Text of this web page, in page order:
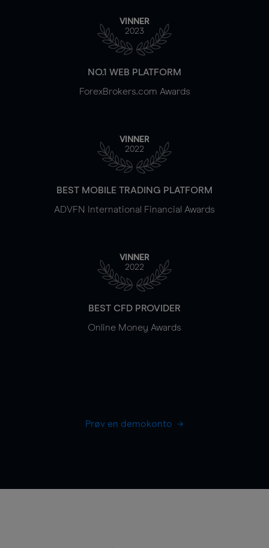
VINNER
2023
NO.1 WEB PLATFORM
ForexBrokers.com Awards
VINNER
2022
BEST MOBILE TRADING PLATFORM
ADVFN International Financial Awards
VINNER
2022
BEST CFD PROVIDER
Online Money Awards
Prøv en demokonto